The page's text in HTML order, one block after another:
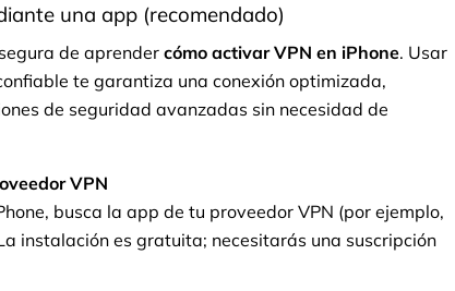
una app (recomendado)
de aprender cómo activar VPN en iPhone. Usar
te garantiza una conexión optimizada,
de seguridad avanzadas sin necesidad de
VPN
busca la app de tu proveedor VPN (por ejemplo,
instalación es gratuita; necesitarás una suscripción